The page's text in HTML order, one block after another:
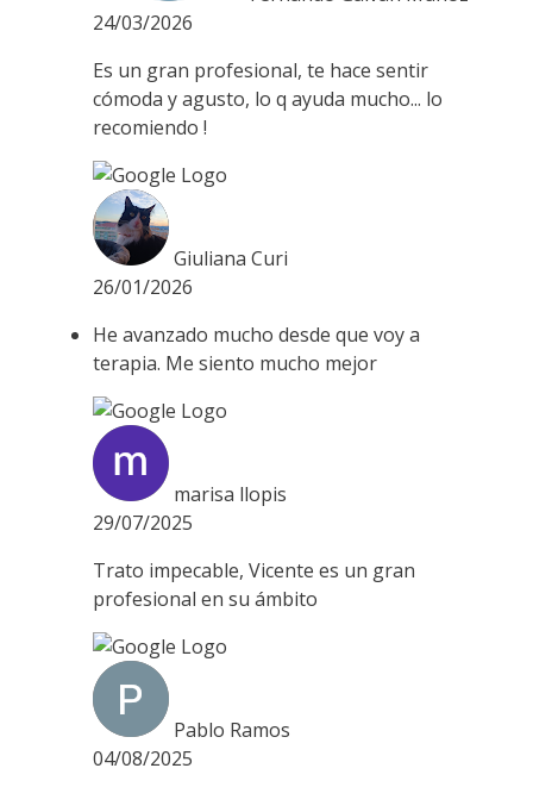
24/03/2026
Es un gran profesional, te hace sentir
cómoda y agusto, lo q ayuda mucho... lo
recomiendo !
Giuliana Curi
26/01/2026
He avanzado mucho desde que voy a
terapia. Me siento mucho mejor
marisa llopis
29/07/2025
Trato impecable, Vicente es un gran
profesional en su ámbito
Pablo Ramos
04/08/2025